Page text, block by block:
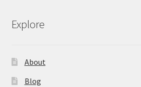
Explore
About
Blog